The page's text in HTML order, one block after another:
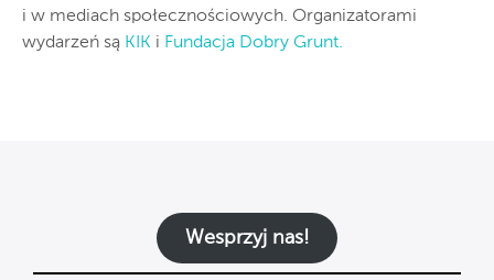
i w mediach społecznościowych. Organizatorami
wydarzeń są KIK i Fundacja Dobry Grunt.
Wesprzyj nas!